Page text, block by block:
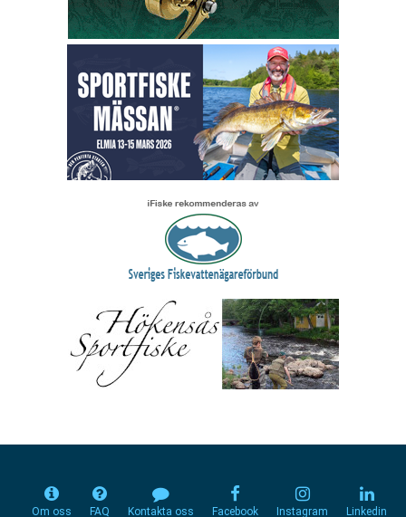
Om oss FAQ Kontakta oss Facebook Instagram Linkedin